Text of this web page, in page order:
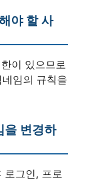
야 할 사
이 있으므로
임의 규칙을
을 변경하
로그인, 프로